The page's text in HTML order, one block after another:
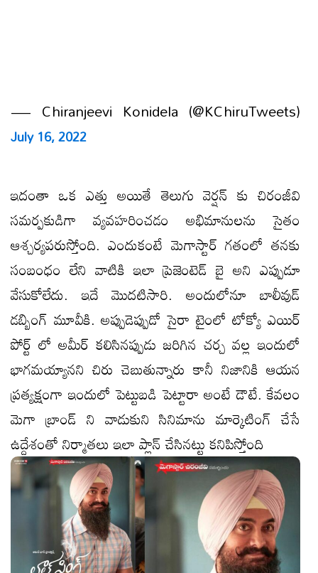
— Chiranjeevi Konidela (@KChiruTweets)
July 16, 2022
ఇదంతా ఒక ఎత్తు అయితే తెలుగు వెర్షన్ కు చిరంజీవి
సమర్పకుడిగా వ్యవహరించడం అభిమానులను సైతం
ఆశ్చర్యపరుస్తోంది. ఎందుకంటే మెగాస్టార్ గతంలో తనకు
సంబంధం లేని వాటికి ఇలా ప్రెజెంటెడ్ బై అని ఎప్పుడూ
వేసుకోలేదు. ఇదే మొదటిసారి. అందులోనూ బాలీవుడ్
డబ్బింగ్ మూవీకి. అప్పుడెప్పుడో సైరా టైంలో టోక్యో ఎయిర్
పోర్ట్ లో అమీర్ కలిసినప్పుడు జరిగిన చర్చ వల్ల ఇందులో
భాగమయ్యానని చిరు చెబుతున్నారు కానీ నిజానికి ఆయన
ప్రత్యక్షంగా ఇందులో పెట్టుబడి పెట్టారా అంటే డౌటే. కేవలం
మెగా బ్రాండ్ ని వాడుకుని సినిమాను మార్కెటింగ్ చేసే
ఉద్దేశంతో నిర్మాతలు ఇలా ప్లాన్ చేసినట్టు కనిపిస్తోంది